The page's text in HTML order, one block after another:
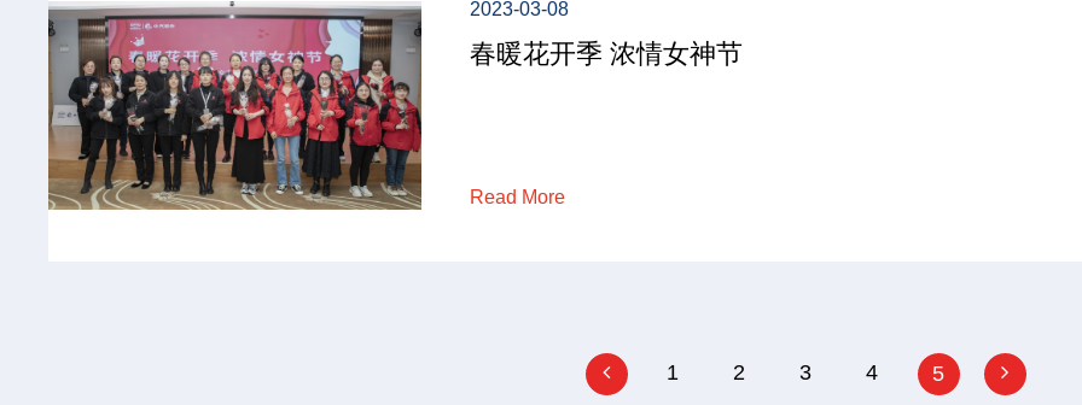
2023-03-08
春暖花开季 浓情女神节
Read More
1 2 3 4 5